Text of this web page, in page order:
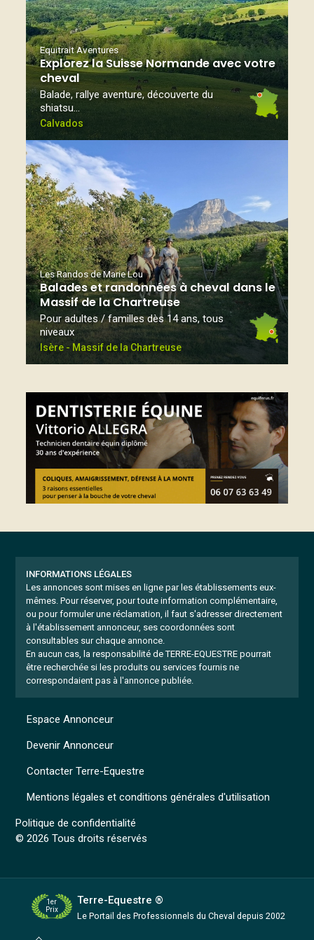
Equitrait Aventures
Explorez la Suisse Normande avec votre
cheval
Balade, rallye aventure, découverte du
shiatsu…
Calvados
Les Randos de Marie Lou
Balades et randonnées à cheval dans le
Massif de la Chartreuse
Pour adultes / familles dès 14 ans, tous
niveaux
Isère - Massif de la Chartreuse
INFORMATIONS LÉGALES
Les annonces sont mises en ligne par les établissements eux-
mêmes. Pour réserver, pour toute information complémentaire,
ou pour formuler une réclamation, il faut s'adresser directement
à l'établissement annonceur, ses coordonnées sont
consultables sur chaque annonce.
En aucun cas, la responsabilité de TERRE-EQUESTRE pourrait
être recherchée si les produits ou services fournis ne
correspondaient pas à l'annonce publiée.
Mentions légales et conditions générales d'utilisation
Politique de confidentialité
© 2026 Tous droits réservés
Espace Annonceur
Devenir Annonceur
Contacter Terre-Equestre
1er
Prix
Terre-Equestre ®
Le Portail des Professionnels du Cheval depuis 2002